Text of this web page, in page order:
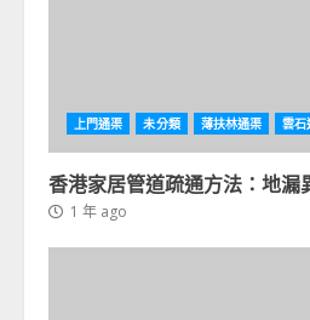
上門通渠 未分類 薄扶林通渠 雲石
香港家居管道疏通方法：地漏
1 年 ago